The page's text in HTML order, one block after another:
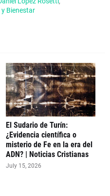
y Bienestar
El Sudario de Turín:
¿Evidencia científica o
misterio de Fe en la era del
ADN? | Noticias Cristianas
July 15, 2026